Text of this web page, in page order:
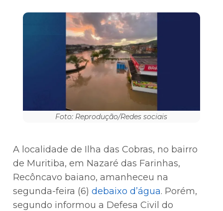
Foto: Reprodução/Redes sociais
A localidade de Ilha das Cobras, no bairro
de Muritiba, em Nazaré das Farinhas,
Recôncavo baiano, amanheceu na
segunda-feira (6)debaixo d’água. Porém,
segundo informou a Defesa Civil do